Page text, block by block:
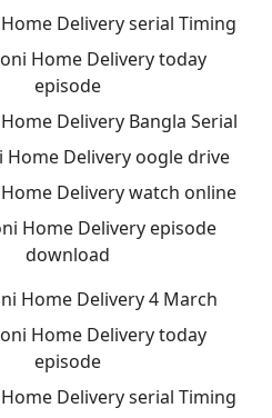
Delivery serial Timing
Home Delivery today
episode
Delivery Bangla Serial
Home Delivery oogle drive
Delivery watch online
Home Delivery episode
download
Home Delivery 4 March
Home Delivery today
episode
Delivery serial Timing